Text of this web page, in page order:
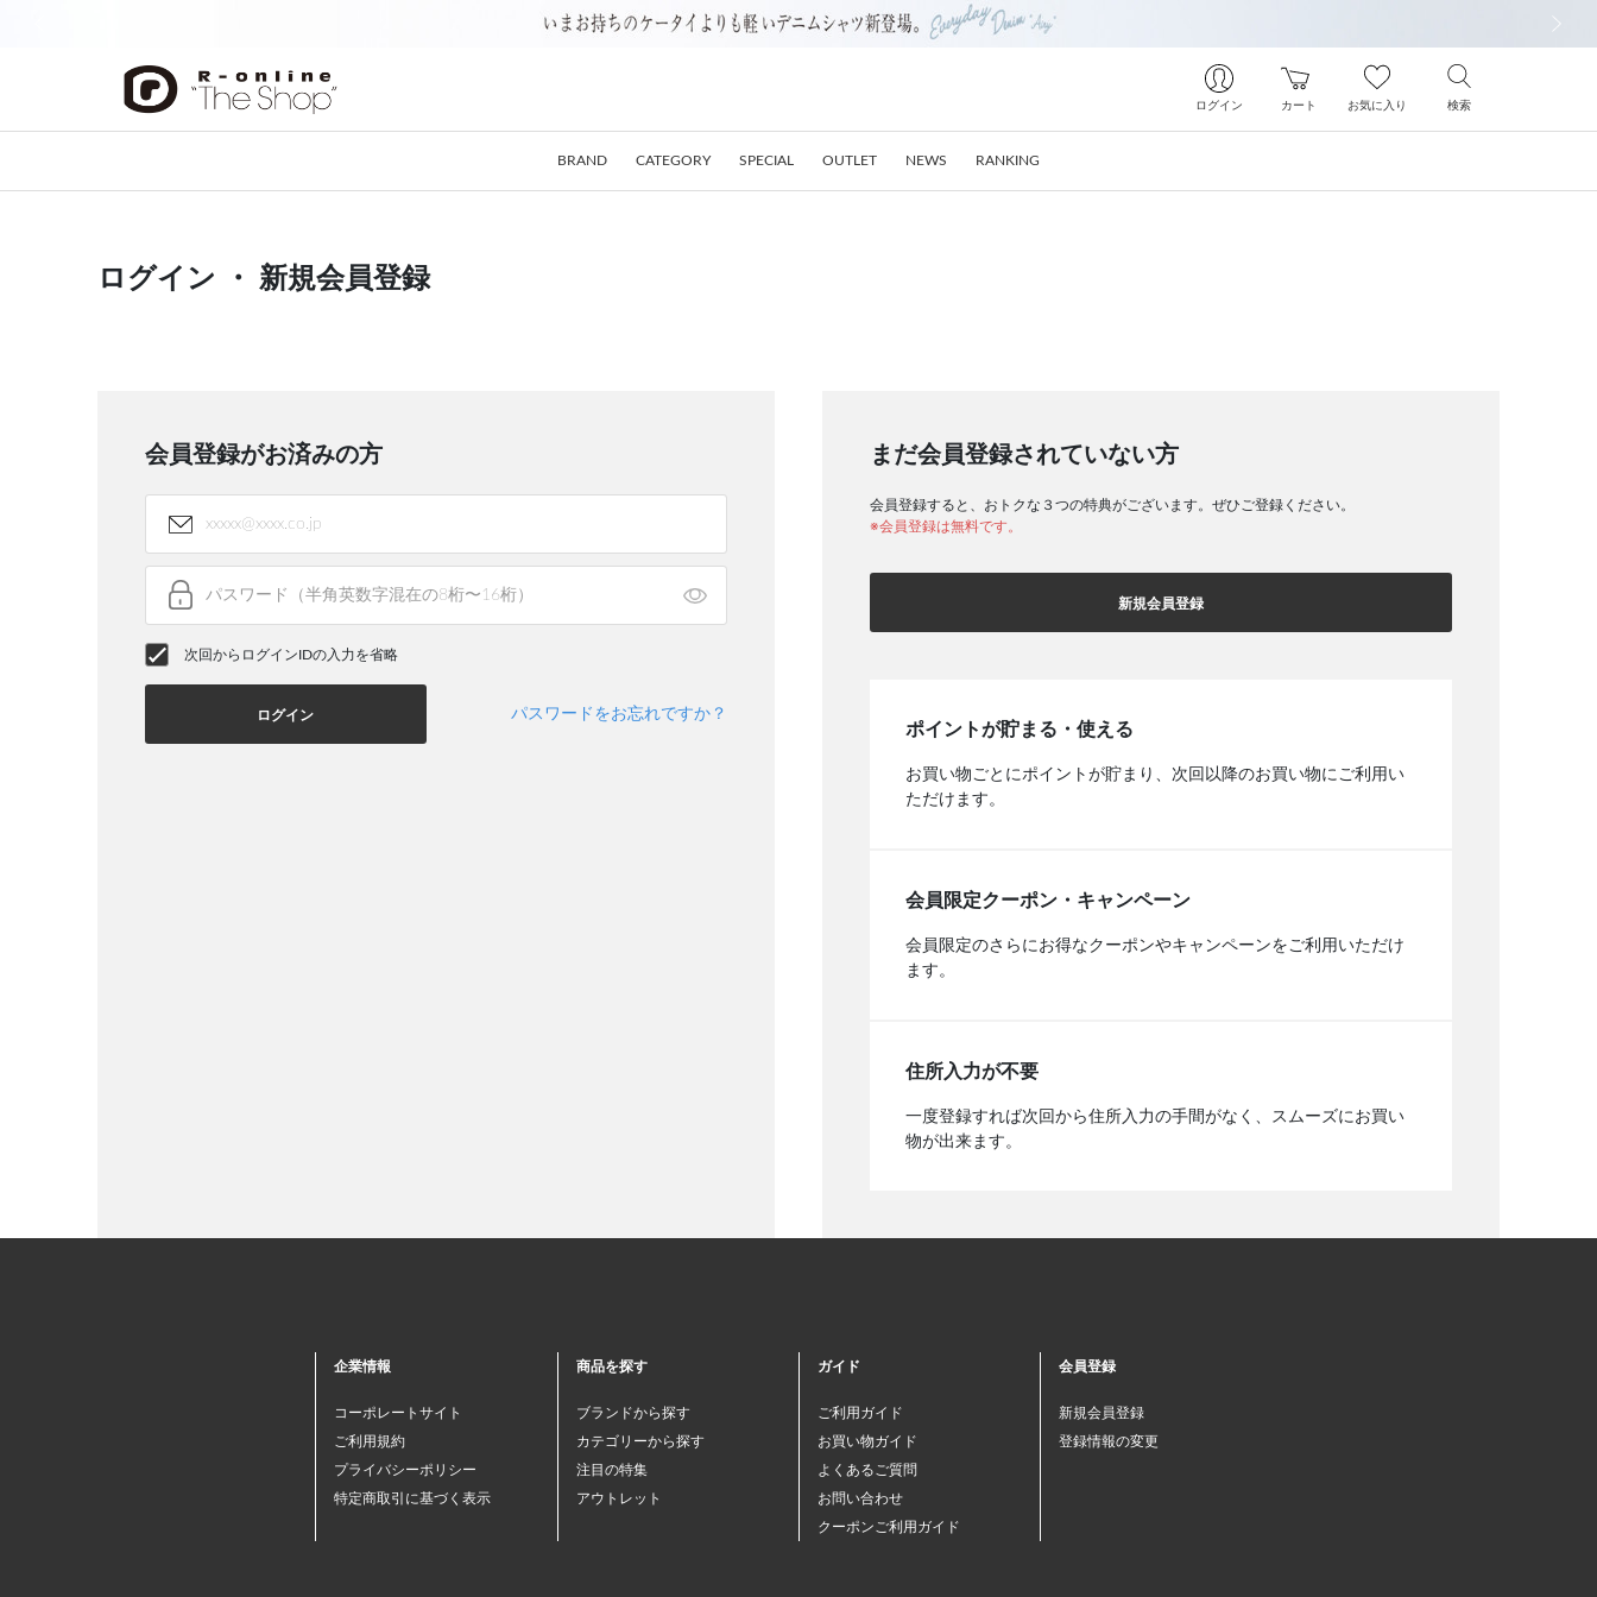
ログイン カート お気に入り 検索
BRAND CATEGORY SPECIAL OUTLET NEWS RANKING
ログイン ・ 新規会員登録
会員登録がお済みの方
次回からログインIDの入力を省略
ログイン パスワードをお忘れですか？
まだ会員登録されていない方
会員登録すると、おトクな３つの特典がございます。ぜひご登録ください。
※会員登録は無料です。
新規会員登録
ポイントが貯まる・使える
お買い物ごとにポイントが貯まり、次回以降のお買い物にご利用い
ただけます。
会員限定クーポン・キャンペーン
会員限定のさらにお得なクーポンやキャンペーンをご利用いただけ
ます。
住所入力が不要
一度登録すれば次回から住所入力の手間がなく、スムーズにお買い
物が出来ます。
企業情報
コーポレートサイト
ご利用規約
プライバシーポリシー
特定商取引に基づく表示
商品を探す
ブランドから探す
カテゴリーから探す
注目の特集
アウトレット
ガイド
ご利用ガイド
お買い物ガイド
よくあるご質問
お問い合わせ
クーポンご利用ガイド
会員登録
新規会員登録
登録情報の変更